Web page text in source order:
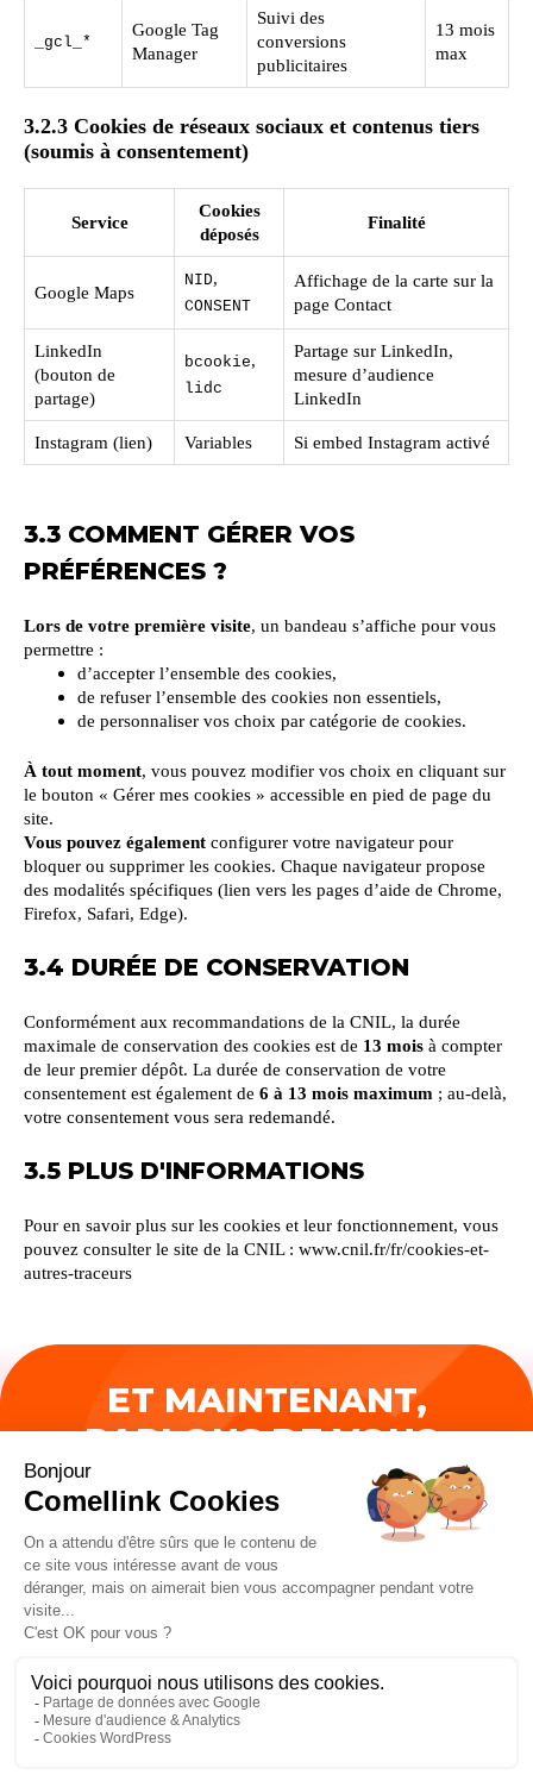
_gcl_*
Google Tag
Manager
Suivi des
conversions
publicitaires
13 mois
max
3.2.3 Cookies de réseaux sociaux et contenus tiers
(soumis à consentement)
Service
Cookies
déposés
Finalité
Google Maps
NID,
CONSENT
Affichage de la carte sur la
page Contact
LinkedIn
(bouton de
partage)
bcookie,
lidc
Partage sur LinkedIn,
mesure d’audience
LinkedIn
Instagram (lien) Variables Si embed Instagram activé
3.3 COMMENT GÉRER VOS
PRÉFÉRENCES ?
Lors de votre première visite, un bandeau s’affiche pour vous
permettre :
d’accepter l’ensemble des cookies,
de refuser l’ensemble des cookies non essentiels,
de personnaliser vos choix par catégorie de cookies.
À tout moment, vous pouvez modifier vos choix en cliquant sur
le bouton « Gérer mes cookies » accessible en pied de page du
site.
Vous pouvez également configurer votre navigateur pour
bloquer ou supprimer les cookies. Chaque navigateur propose
des modalités spécifiques (lien vers les pages d’aide de Chrome,
Firefox, Safari, Edge).
3.4 DURÉE DE CONSERVATION
Conformément aux recommandations de la CNIL, la durée
maximale de conservation des cookies est de 13 mois à compter
de leur premier dépôt. La durée de conservation de votre
consentement est également de 6 à 13 mois maximum ; au-delà,
votre consentement vous sera redemandé.
3.5 PLUS D'INFORMATIONS
Pour en savoir plus sur les cookies et leur fonctionnement, vous
pouvez consulter le site de la CNIL : www.cnil.fr/fr/cookies-et-
autres-traceurs
ET MAINTENANT,
PARLONS DE VOUS.
Contactez-nous
I
n
L